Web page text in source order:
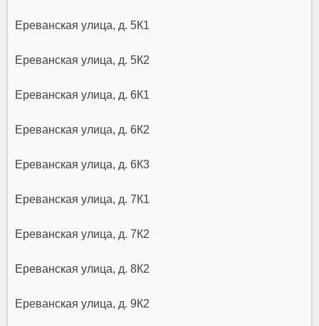
Ереванская улица, д. 5К1
Ереванская улица, д. 5К2
Ереванская улица, д. 6К1
Ереванская улица, д. 6К2
Ереванская улица, д. 6К3
Ереванская улица, д. 7К1
Ереванская улица, д. 7К2
Ереванская улица, д. 8К2
Ереванская улица, д. 9К2